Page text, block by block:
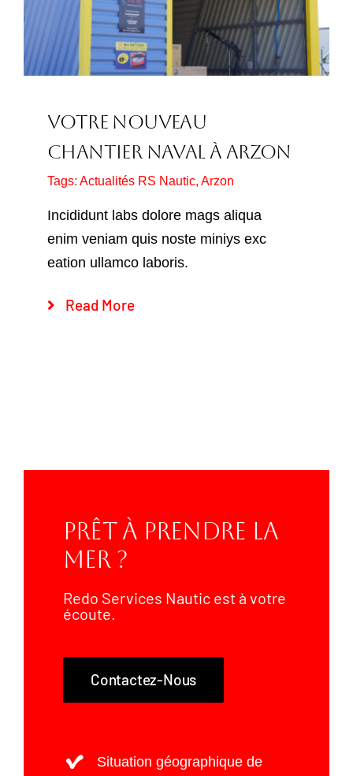
Votre Nouveau
Chantier Naval À Arzon
Tags: Actualités RS Nautic, Arzon
Incididunt labs dolore mags aliqua
enim veniam quis noste miniys exc
eation ullamco laboris.
Read More
Prêt À Prendre La
Mer ?
Redo Services Nautic est à votre
écoute.
Contactez-Nous
Situation géographique de